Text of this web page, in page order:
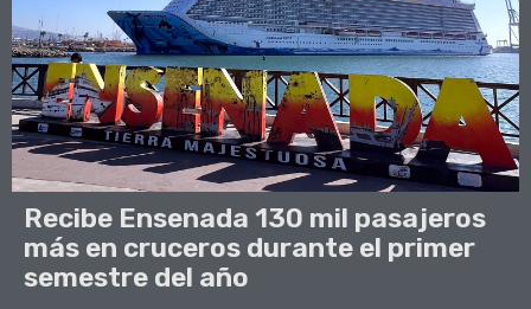
Recibe Ensenada 130 mil pasajeros
más en cruceros durante el primer
semestre del año